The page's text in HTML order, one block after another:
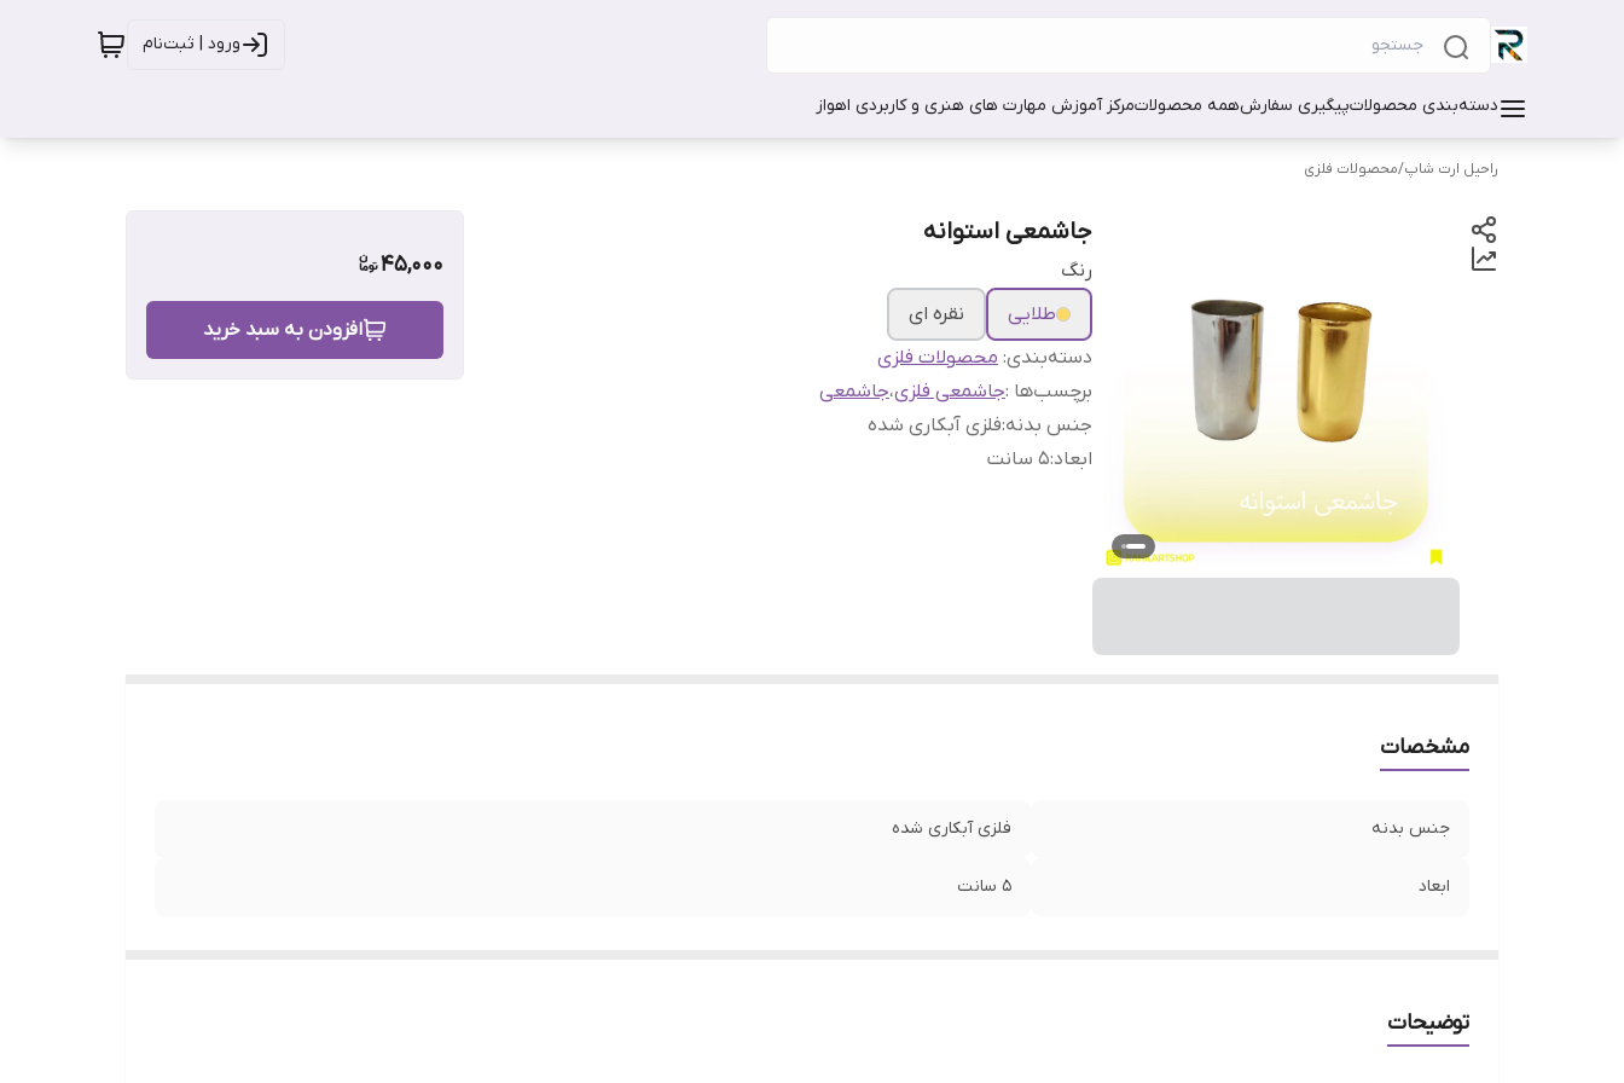
ورود | ثبت‌نام
دسته‌بندی محصولاتپیگیری سفارشهمه محصولاتمرکز آموزش مهارت های هنری و کاربردی اهواز
راحیل ارت شاپ/محصولات فلزی
جاشمعی استوانه
رنگ
طلایی
نقره ای
دسته‌بندی: محصولات فلزی
برچسب‌ها :جاشمعی فلزی،جاشمعی
جنس بدنه:فلزی آبکاری شده
ابعاد:۵ سانت
45,000
افزودن به سبد خرید
مشخصات
جنس بدنه فلزی آبکاری شده
ابعاد ۵ سانت
توضیحات